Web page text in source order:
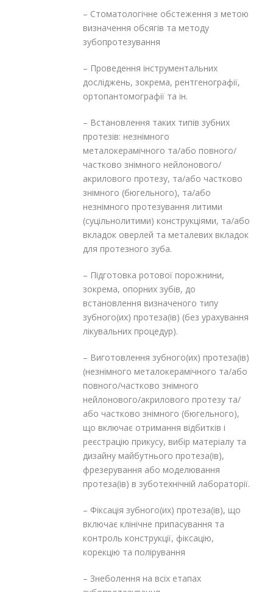
– Стоматологічне обстеження з метою
визначення обсягів та методу
зубопротезування
– Проведення інструментальних
досліджень, зокрема, рентгенографії,
ортопантомографії та ін.
– Встановлення таких типів зубних
протезів: незнімного
металокерамічного та/або повного/
частково знімного нейлонового/
акрилового протезу, та/або частково
знімного (бюгельного), та/або
незнімного протезування литими
(суцільнолитими) конструкціями, та/або
вкладок оверлей та металевих вкладок
для протезного зуба.
– Підготовка ротової порожнини,
зокрема, опорних зубів, до
встановлення визначеного типу
зубного(их) протеза(ів) (без урахування
лікувальних процедур).
– Виготовлення зубного(их) протеза(ів)
(незнімного металокерамічного та/або
повного/частково знімного
нейлонового/акрилового протезу та/
або частково знімного (бюгельного),
що включає отримання відбитків і
реєстрацію прикусу, вибір матеріалу та
дизайну майбутнього протеза(ів),
фрезерування або моделювання
протеза(ів) в зуботехнічній лабораторії.
– Фіксація зубного(их) протеза(ів), що
включає клінічне припасування та
контроль конструкції, фіксацію,
корекцію та полірування
– Знеболення на всіх етапах